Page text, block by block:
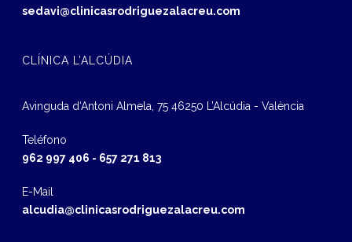
sedavi@clinicasrodriguezalacreu.com
CLÍNICA L’ALCÚDIA
Avinguda d‘Antoni Almela, 75 46250 L’Alcúdia - València
Teléfono
962 997 406 - 657 271 813
E-Mail
alcudia@clinicasrodriguezalacreu.com